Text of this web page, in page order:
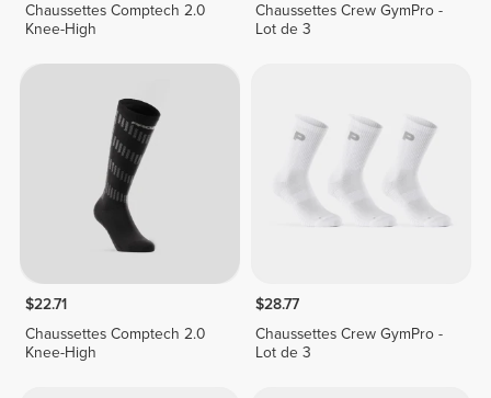
Chaussettes Comptech 2.0
Knee-High
Chaussettes Crew GymPro -
Lot de 3
$22.71
Chaussettes Comptech 2.0
Knee-High
$28.77
Chaussettes Crew GymPro -
Lot de 3